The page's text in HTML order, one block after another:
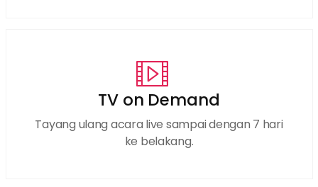
TV on Demand
Tayang ulang acara live sampai dengan 7 hari
ke belakang.